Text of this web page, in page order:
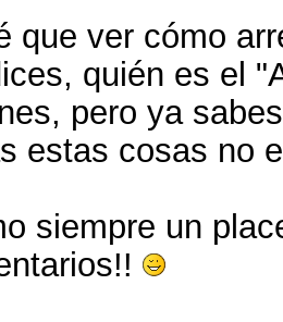
que ver cómo
quién es el
pero ya
estas cosas no
siempre un